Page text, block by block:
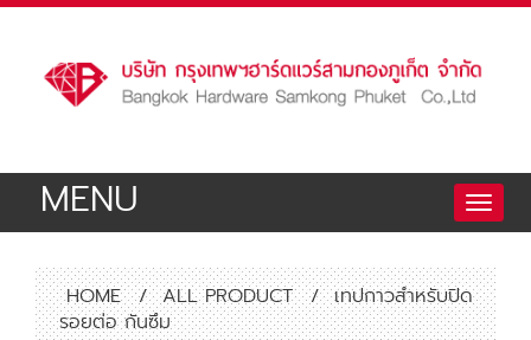
Toggle
MENU
HOME / ALL PRODUCT / เทปกาวสำหรับปิด
รอยต่อ กันซึม